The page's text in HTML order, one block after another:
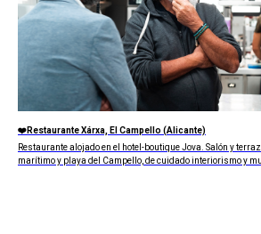
❤️Restaurante Xárxa, El Campello (Alicante)
Restaurante alojado en el hotel-boutique Jova. Salón y
marítimo y playa del Campello, de cuidado interiorismo y